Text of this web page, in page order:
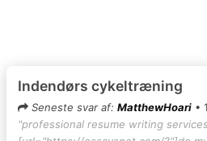
Indendørs cykeltræning
Seneste svar af: MatthewHoari •
"professional resume writing services